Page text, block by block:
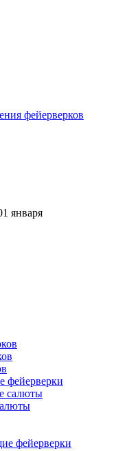
фейерверков
января
фейерверки
салюты
фейерверки